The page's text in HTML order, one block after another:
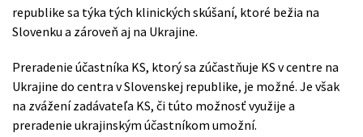
republike sa týka tých klinických skúšaní, ktoré bežia na
Slovenku a zároveň aj na Ukrajine.
Preradenie účastníka KS, ktorý sa zúčastňuje KS v centre na
Ukrajine do centra v Slovenskej republike, je možné. Je však
na zvážení zadávateľa KS, či túto možnosť využije a
preradenie ukrajinským účastníkom umožní.